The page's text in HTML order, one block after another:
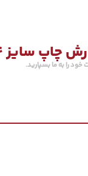
سایز 34 در 24 عطف 11
را به ما بسپارید.